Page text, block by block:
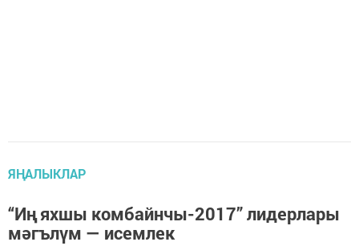
ЯҢАЛЫКЛАР
“Иң яхшы комбайнчы-2017” лидерлары
мәгълүм — исемлек